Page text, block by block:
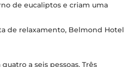
de eucaliptos e criam uma
de relaxamento, Belmond Hotel
a seis pessoas. Três